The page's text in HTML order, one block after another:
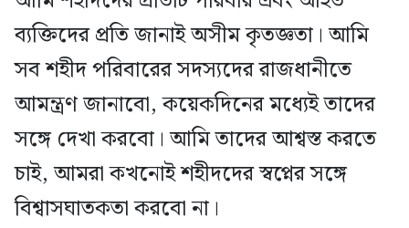
ব্যক্তিদের প্রতি জানাই অসীম কৃতজ্ঞতা। আমি
সব শহীদ পরিবারের সদস্যদের রাজধানীতে
আমন্ত্রণ জানাবো, কয়েকদিনের মধ্যেই তাদের
সঙ্গে দেখা করবো। আমি তাদের আশ্বস্ত করতে
চাই, আমরা কখনোই শহীদদের স্বপ্নের সঙ্গে
বিশ্বাসঘাতকতা করবো না।